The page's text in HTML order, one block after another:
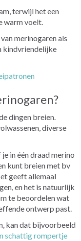
terwijl het een
warm voelt.
merinogaren als
kindvriendelijke
dingen breien.
diverse
in één draad merino
kunt breien met bv
geeft allemaal
en het is natuurlijk
te beoordelen wat
ontwerp past.
kan dat bijvoorbeeld
schattig rompertje